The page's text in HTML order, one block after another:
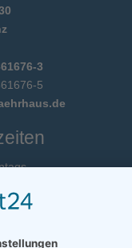
3
5
Uhr und 18:00 Uhr
bis 13:30 und abends
und Donnerstag